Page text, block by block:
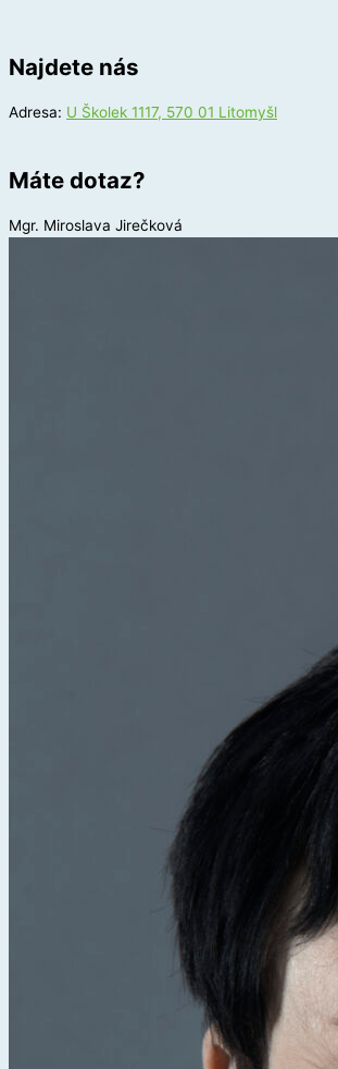
Najdete nás
Adresa: U Školek 1117, 570 01 Litomyšl
Máte dotaz?
Mgr. Miroslava Jirečková